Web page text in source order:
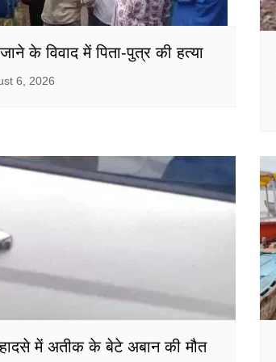
के विवाद में पिता-पुत्र की हत्या
6, 2026
में अतीक के बेटे अबान की मौत